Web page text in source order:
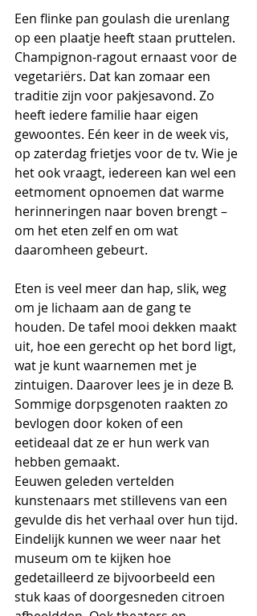
Een flinke pan goulash die urenlang
op een plaatje heeft staan pruttelen.
Champignon-ragout ernaast voor de
vegetariërs. Dat kan zomaar een
traditie zijn voor pakjesavond. Zo
heeft iedere familie haar eigen
gewoontes. Eén keer in de week vis,
op zaterdag frietjes voor de tv. Wie je
het ook vraagt, iedereen kan wel een
eetmoment opnoemen dat warme
herinneringen naar boven brengt –
om het eten zelf en om wat
daaromheen gebeurt.
Eten is veel meer dan hap, slik, weg
om je lichaam aan de gang te
houden. De tafel mooi dekken maakt
uit, hoe een gerecht op het bord ligt,
wat je kunt waarnemen met je
zintuigen. Daarover lees je in deze B.
Sommige dorpsgenoten raakten zo
bevlogen door koken of een
eetideaal dat ze er hun werk van
hebben gemaakt.
Eeuwen geleden vertelden
kunstenaars met stillevens van een
gevulde dis het verhaal over hun tijd.
Eindelijk kunnen we weer naar het
museum om te kijken hoe
gedetailleerd ze bijvoorbeeld een
stuk kaas of doorgesneden citroen